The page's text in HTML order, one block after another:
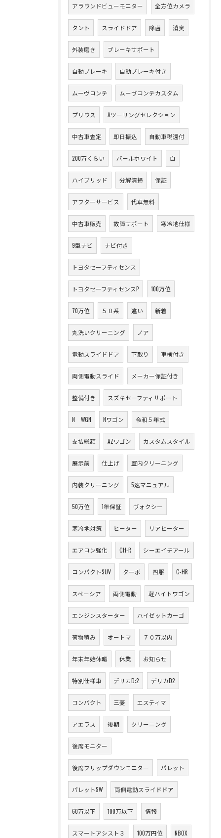
アラウンドビューモニター 全方位カメラ
タント スライドドア 除菌 消臭
外装磨き ブレーキサポート
自動ブレーキ 自動ブレーキ付き
ムーヴコンテ ムーヴコンテカスタム
プリウス Aツーリングセレクション
中古車査定 即日振込 自動車税還付
200万くらい パールホワイト 白
ハイブリッド 分解清掃 保証
アフターサービス 代車無料
中古車販売 故障サポート 寒冷地仕様
9型ナビ ナビ付き
トヨタセーフティセンス
トヨタセーフティセンスP 100万位
70万位 ５０系 違い 新着
丸洗いクリーニング ノア
電動スライドドア 下取り 車検付き
両側電動スライド メーカー保証付き
整備付き スズキセーフティサポート
N WGN Nワゴン 令和５年式
支払総額 AZワゴン カスタムスタイル
展示前 仕上げ 室内クリーニング
内装クリーニング 5速マニュアル
50万位 1年保証 ヴォクシー
寒冷地対策 ヒーター リアヒーター
エアコン強化 CH-R シーエイチアール
コンパクトSUV ターボ 四駆 C-HR
スペーシア 両側電動 軽ハイトワゴン
エンジンスターター ハイゼットカーゴ
荷物積み オートマ ７０万以内
年末年始休暇 休業 お知らせ
特別仕様車 デリカD:2 デリカD2
コンパクト 三菱 エスティマ
アエラス 後期 クリーニング
後席モニター
後席フリップダウンモニター パレット
パレットSW 両側電動スライドドア
60万以下 100万以下 情報
スマートアシスト３ 100万円位 NBOX